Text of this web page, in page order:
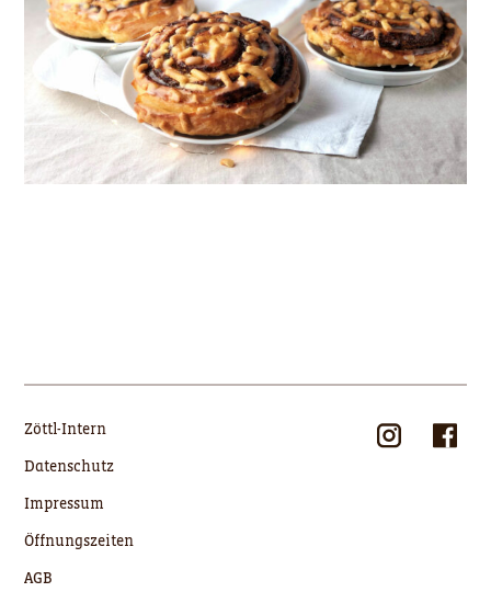
Zöttl-Intern
Datenschutz
Impressum
Öffnungszeiten
AGB